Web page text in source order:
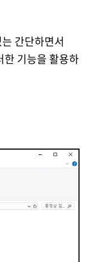
간단하면서
한 기능을 활용하